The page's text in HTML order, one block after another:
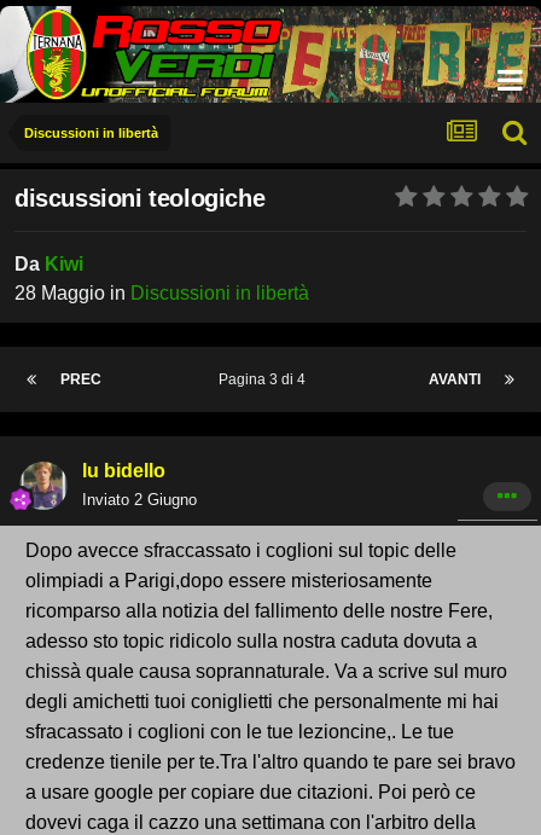
Discussioni in libertà
discussioni teologiche
Da Kiwi
28 Maggio in Discussioni in libertà
PREC AVANTI
Pagina 3 di 4
lu bidello
Inviato 2 Giugno
Dopo avecce sfraccassato i coglioni sul topic delle
olimpiadi a Parigi,dopo essere misteriosamente
ricomparso alla notizia del fallimento delle nostre Fere,
adesso sto topic ridicolo sulla nostra caduta dovuta a
chissà quale causa soprannaturale. Va a scrive sul muro
degli amichetti tuoi coniglietti che personalmente mi hai
sfracassato i coglioni con le tue lezioncine,. Le tue
credenze tienile per te.Tra l'altro quando te pare sei bravo
a usare google per copiare due citazioni. Poi però ce
dovevi caga il cazzo una settimana con l'arbitro della